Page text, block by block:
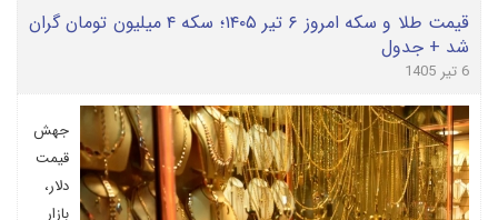
قیمت طلا و سکه امروز ۶ تیر ۱۴۰۵؛ سکه ۴ میلیون تومان گران
شد + جدول
6 تیر 1405
جهش
قیمت
دلار،
بازار